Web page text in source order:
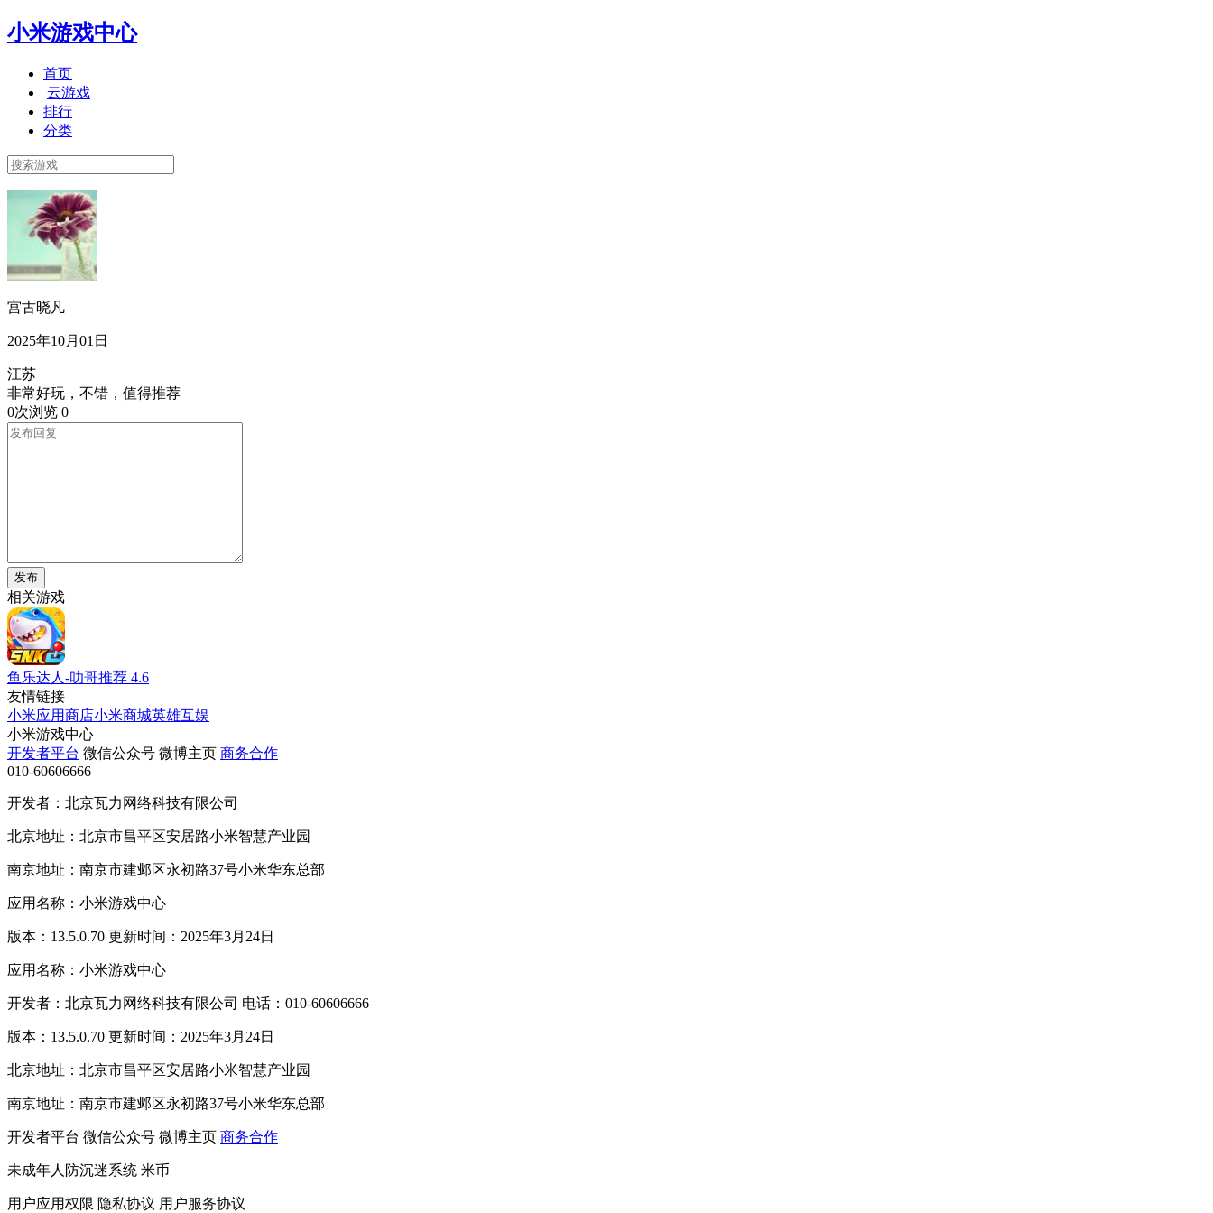
小米游戏中心
首页
云游戏
排行
分类
宫古晓凡
2025年10月01日
江苏
非常好玩，不错，值得推荐
0次浏览 0
发布
相关游戏
鱼乐达人-叻哥推荐 4.6
友情链接
小米应用商店小米商城英雄互娱
小米游戏中心
开发者平台 微信公众号 微博主页 商务合作
010-60606666
开发者：北京瓦力网络科技有限公司
北京地址：北京市昌平区安居路小米智慧产业园
南京地址：南京市建邺区永初路37号小米华东总部
应用名称：小米游戏中心
版本：13.5.0.70 更新时间：2025年3月24日
应用名称：小米游戏中心
开发者：北京瓦力网络科技有限公司 电话：010-60606666
版本：13.5.0.70 更新时间：2025年3月24日
北京地址：北京市昌平区安居路小米智慧产业园
南京地址：南京市建邺区永初路37号小米华东总部
开发者平台 微信公众号 微博主页 商务合作
未成年人防沉迷系统 米币
用户应用权限 隐私协议 用户服务协议